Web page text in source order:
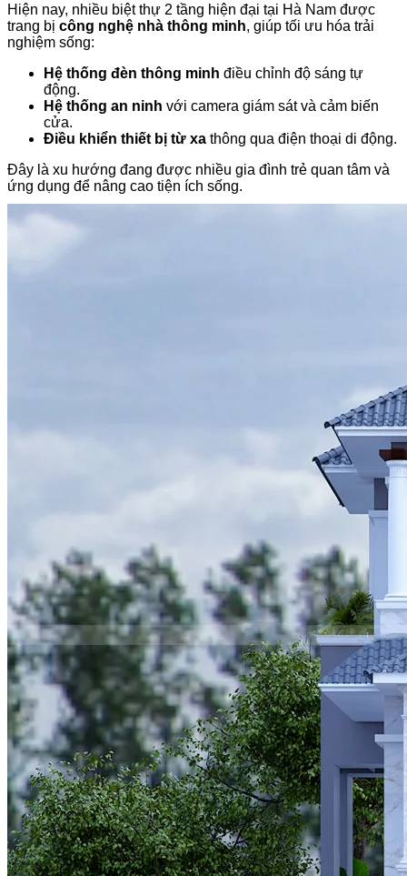
Hiện nay, nhiều biệt thự 2 tầng hiện đại tại Hà Nam được
trang bị công nghệ nhà thông minh, giúp tối ưu hóa trải
nghiệm sống:
Hệ thống đèn thông minh điều chỉnh độ sáng tự
động.
Hệ thống an ninh với camera giám sát và cảm biến
cửa.
Điều khiển thiết bị từ xa thông qua điện thoại di động.
Đây là xu hướng đang được nhiều gia đình trẻ quan tâm và
ứng dụng để nâng cao tiện ích sống.